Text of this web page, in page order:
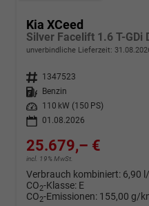
Kia XCeed
unverbindliche Lieferzeit:
Fahrzeugnr. 1347523
Kraftstoff
Benzin
Leistung
110 kW (150 PS)
01.08.2026
25.679,– €
incl. 19% MwSt.
Verbrauch kombiniert: 6,90
CO2-Klasse: E
CO2-Emissionen: 155,00 g/